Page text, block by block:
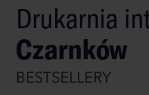
Drukarnia
Czarnków
BESTSELLERY